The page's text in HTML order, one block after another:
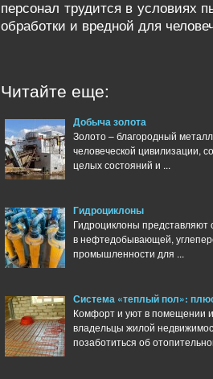
персонал трудится в условиях
обработки и вредной для
Читайте еще:
Добыча золота
Золото – благородный
человеческой цивилизации,
целых состояний и ...
Гидроциклоны
Гидроциклоны
в нефтедобывающей,
промышленности для ...
Система «теплый пол»:
Комфорт и уют в помещении
владельцы жилой
позаботиться об